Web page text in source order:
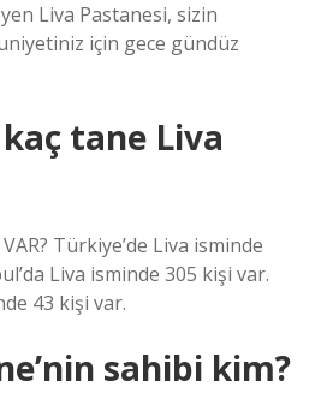
Liva Pastanesi, sizin
için gece gündüz
tane Liva
VAR? Türkiye’de Liva isminde
Liva isminde 305 kişi var.
43 kişi var.
sahibi kim?